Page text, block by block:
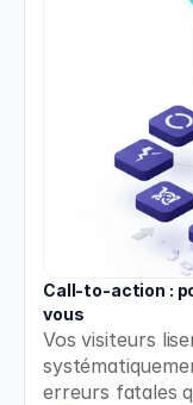
Call-to-action :
vous
Vos visiteurs
erreurs fatales